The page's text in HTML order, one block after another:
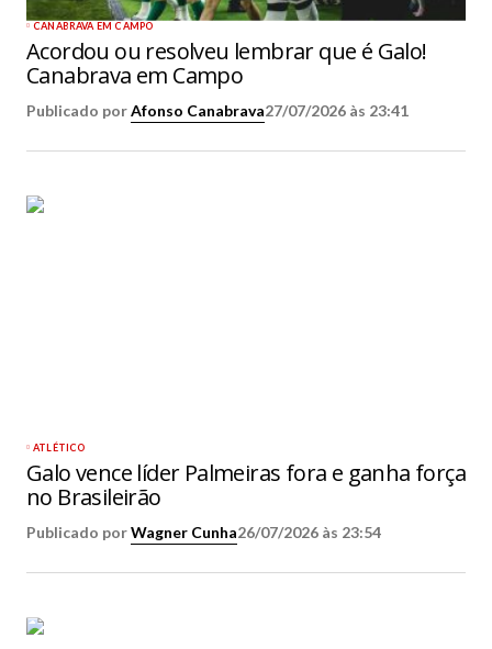
CANABRAVA EM CAMPO
Acordou ou resolveu lembrar que é Galo!
Canabrava em Campo
Publicado porAfonso Canabrava27/07/2026 às 23:41
ATLÉTICO
Galo vence líder Palmeiras fora e ganha força
no Brasileirão
Publicado porWagner Cunha26/07/2026 às 23:54